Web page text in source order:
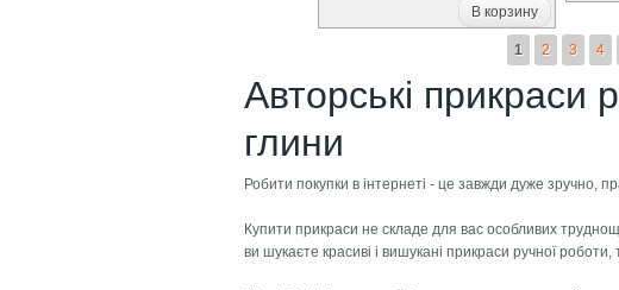
В корзину
1 2 3 4
Авторські прикраси
глини
Робити покупки в інтернеті - це завжди дуже зручно,
Купити прикраси не складе для вас особливих
ви шукаєте красиві і вишукані прикраси ручної